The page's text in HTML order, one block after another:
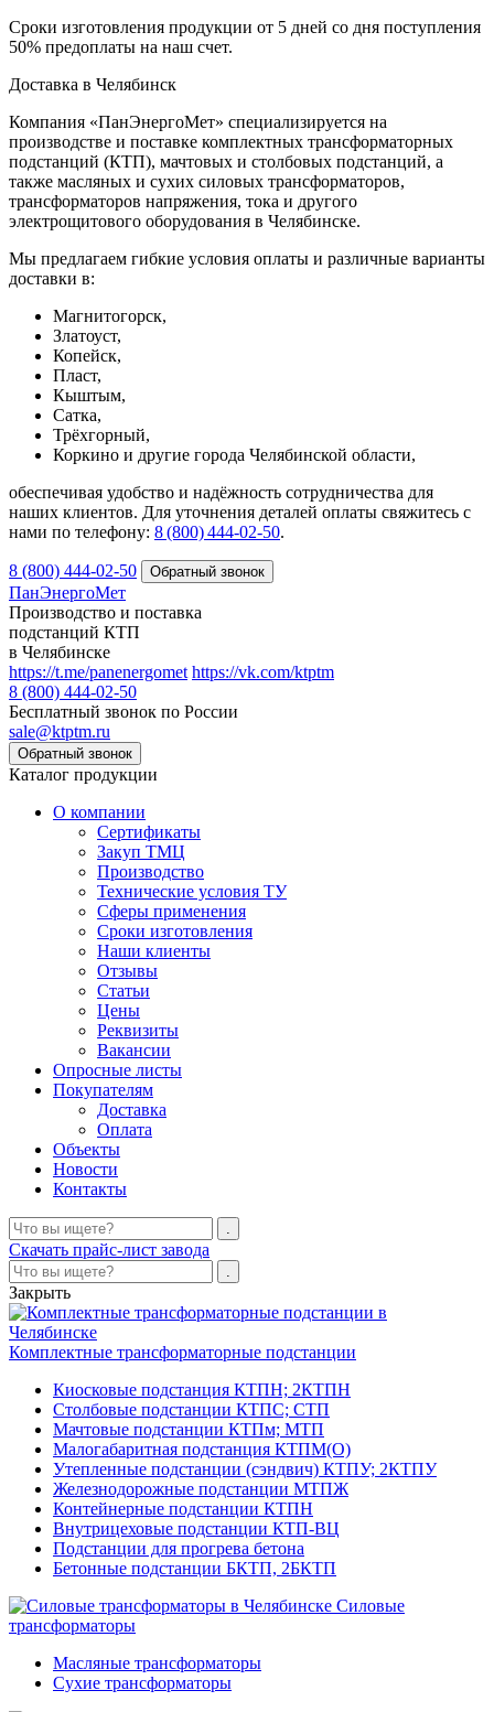
Сроки изготовления продукции от 5 дней со дня поступления
50% предоплаты на наш счет.
Доставка в Челябинск
Компания «ПанЭнергоМет» специализируется на
производстве и поставке комплектных трансформаторных
подстанций (КТП), мачтовых и столбовых подстанций, а
также масляных и сухих силовых трансформаторов,
трансформаторов напряжения, тока и другого
электрощитового оборудования в Челябинске.
Мы предлагаем гибкие условия оплаты и различные варианты
доставки в:
Магнитогорск,
Златоуст,
Копейск,
Пласт,
Кыштым,
Сатка,
Трёхгорный,
Коркино и другие города Челябинской области,
обеспечивая удобство и надёжность сотрудничества для
наших клиентов. Для уточнения деталей оплаты свяжитесь с
нами по телефону: 8 (800) 444‑02‑50.
8 (800) 444-02-50
ПанЭнергоМет
Производство и поставка
подстанций КТП
в Челябинске
https://t.me/panenergomet https://vk.com/ktptm
8 (800) 444-02-50
Бесплатный звонок по России
sale@ktptm.ru
Каталог продукции
О компании
Сертификаты
Закуп ТМЦ
Производство
Технические условия ТУ
Сферы применения
Сроки изготовления
Наши клиенты
Отзывы
Статьи
Цены
Реквизиты
Вакансии
Опросные листы
Покупателям
Доставка
Оплата
Объекты
Новости
Контакты
Скачать прайс-лист завода
Закрыть
Комплектные трансформаторные подстанции
Киосковые подстанция КТПН; 2КТПН
Столбовые подстанции КТПС; СТП
Мачтовые подстанции КТПм; МТП
Малогабаритная подстанция КТПМ(О)
Утепленные подстанции (сэндвич) КТПУ; 2КТПУ
Железнодорожные подстанции МТПЖ
Контейнерные подстанции КТПН
Внутрицеховые подстанции КТП-ВЦ
Подстанции для прогрева бетона
Бетонные подстанции БКТП, 2БКТП
Силовые
трансформаторы
Масляные трансформаторы
Сухие трансформаторы